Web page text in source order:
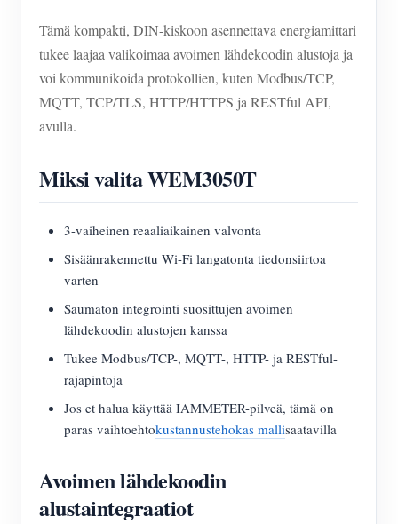
Tämä kompakti, DIN-kiskoon asennettava energiamittari
tukee laajaa valikoimaa avoimen lähdekoodin alustoja ja
voi kommunikoida protokollien, kuten Modbus/TCP,
MQTT, TCP/TLS, HTTP/HTTPS ja RESTful API,
avulla.
Miksi valita WEM3050T
3-vaiheinen reaaliaikainen valvonta
Sisäänrakennettu Wi-Fi langatonta tiedonsiirtoa
varten
Saumaton integrointi suosittujen avoimen
lähdekoodin alustojen kanssa
Tukee Modbus/TCP-, MQTT-, HTTP- ja RESTful-
rajapintoja
Jos et halua käyttää IAMMETER-pilveä, tämä on
paras vaihtoehtokustannustehokas mallisaatavilla
Avoimen lähdekoodin
alustaintegraatiot